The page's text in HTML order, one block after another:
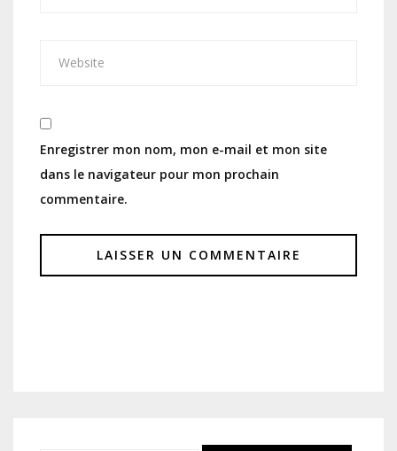
Enregistrer mon nom, mon e-mail et mon site
dans le navigateur pour mon prochain
commentaire.